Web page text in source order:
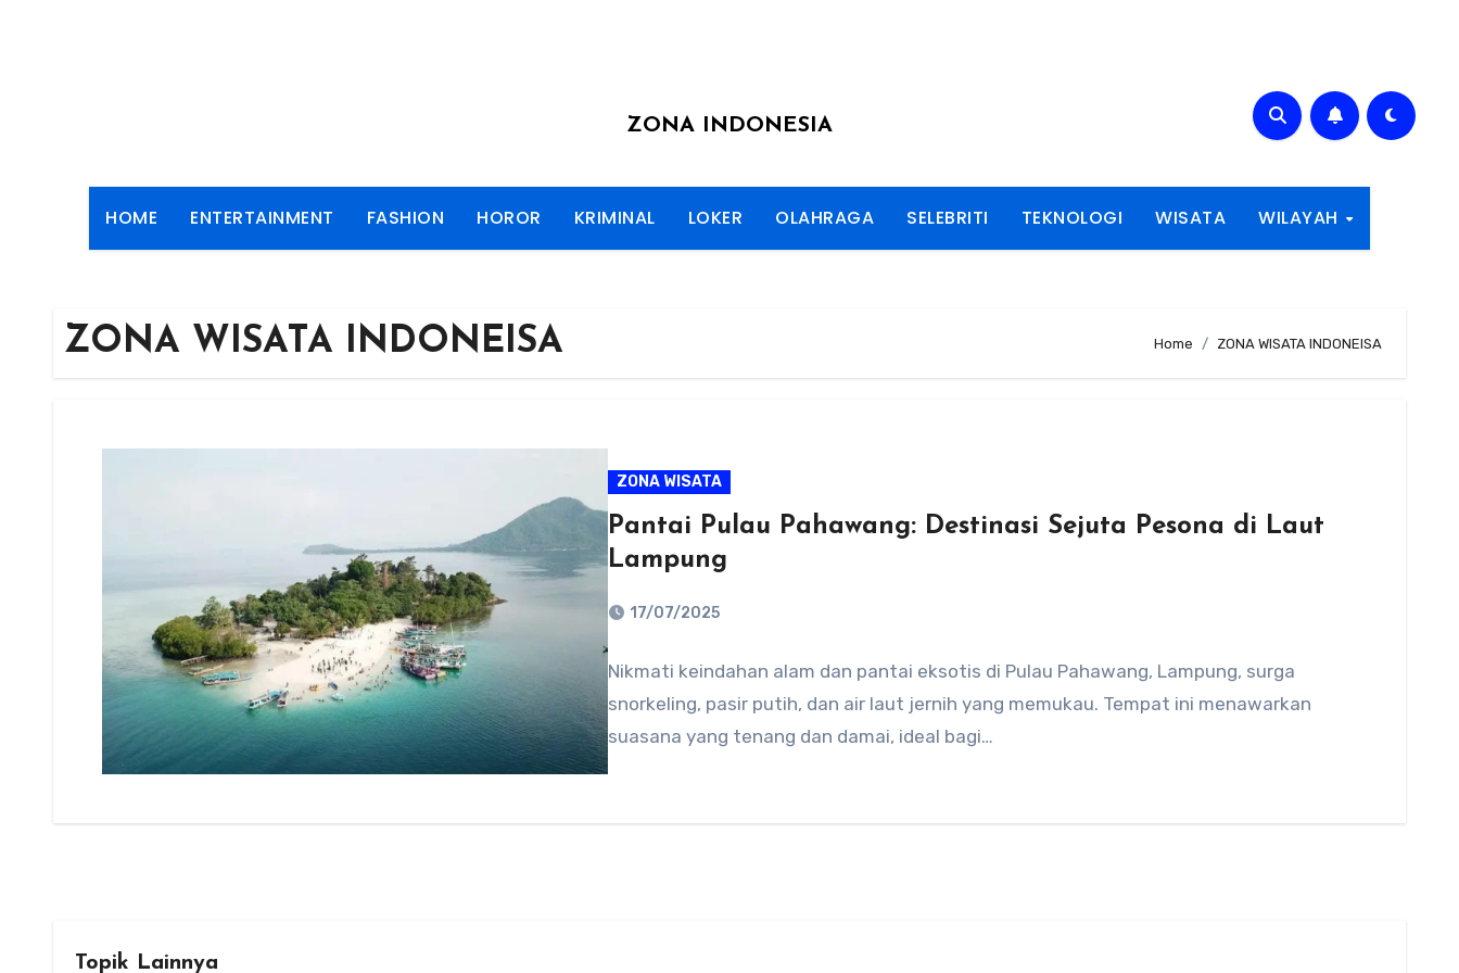
ZONA INDONESIA
HOME ENTERTAINMENT FASHION HOROR KRIMINAL LOKER OLAHRAGA SELEBRITI TEKNOLOGI WISATA WILAYAH
ZONA WISATA INDONEISA Home ZONA WISATA INDONEISA
ZONA WISATA
Pantai Pulau Pahawang: Destinasi Sejuta Pesona di Laut
Lampung
17/07/2025
Comments
Nikmati keindahan alam dan pantai eksotis di Pulau Pahawang, Lampung, surga
snorkeling, pasir putih, dan air laut jernih yang memukau. Tempat ini menawarkan
suasana yang tenang dan damai, ideal bagi…
Topik Lainnya